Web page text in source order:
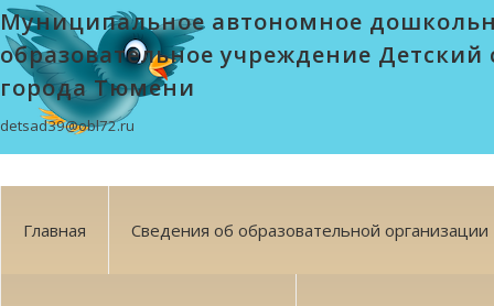
Муниципальное автономное
образовательное учреждение Детский
города Тюмени
detsad39@obl72.ru
Главная Сведения об образовательной организации